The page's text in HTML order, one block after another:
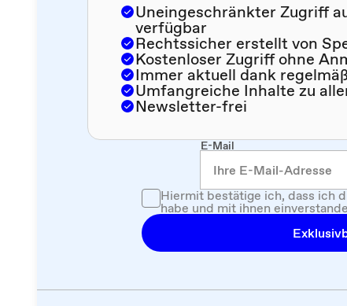
Uneingeschränkter Zugriff
verfügbar
Rechtssicher erstellt von
Kostenloser Zugriff ohne
Immer aktuell dank
Umfangreiche Inhalte zu
Newsletter-frei
E-Mail
Hiermit bestätige ich, dass ich
habe und mit ihnen